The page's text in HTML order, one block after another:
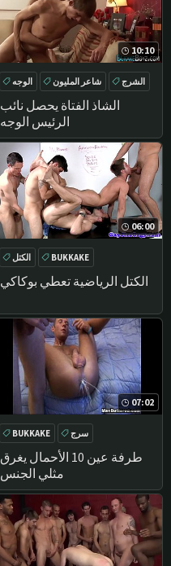
10:10
الشاذ الفتاة يحصل نائب
الرئيس الوجه
الوجه شاعر المليون
الشرج
اللاتينية
06:00
الكتل الرياضية تعطي بوكاكي
الكتل
BUKKAKE
شاعر المليون
GROUPSEX
07:02
طرفة عين 10 الأحمال يغرق
مثلي الجنس
BUKKAKE سرج